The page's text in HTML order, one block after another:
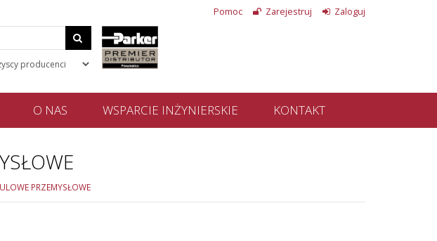
Pomoc Zarejestruj Zaloguj
O NAS WSPARCIE INŻYNIERSKIE KONTAKT
PRZEMYSŁOWE